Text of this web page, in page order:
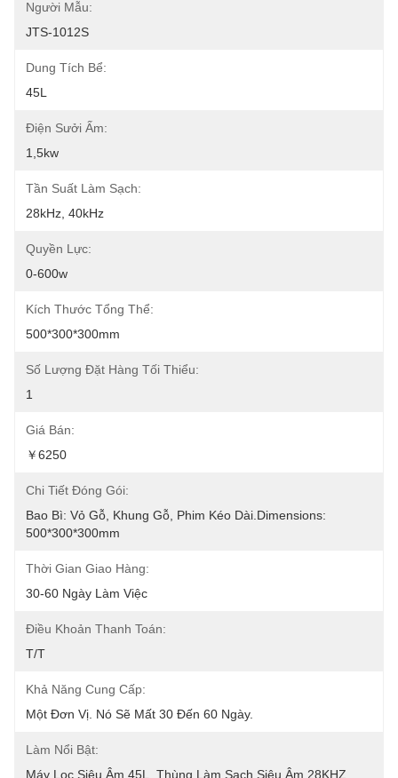
Người Mẫu:
JTS-1012S
Dung Tích Bể:
45L
Điện Sưởi Ấm:
1,5kw
Tần Suất Làm Sạch:
28kHz, 40kHz
Quyền Lực:
0-600w
Kích Thước Tổng Thể:
500*300*300mm
Số Lượng Đặt Hàng Tối Thiểu:
1
Giá Bán:
￥6250
Chi Tiết Đóng Gói:
Bao Bì: Vỏ Gỗ, Khung Gỗ, Phim Kéo Dài.Dimensions:
500*300*300mm
Thời Gian Giao Hàng:
30-60 Ngày Làm Việc
Điều Khoản Thanh Toán:
T/T
Khả Năng Cung Cấp:
Một Đơn Vị. Nó Sẽ Mất 30 Đến 60 Ngày.
Làm Nổi Bật:
Máy Lọc Siêu Âm 45L
Thùng Làm Sạch Siêu Âm 28KHZ